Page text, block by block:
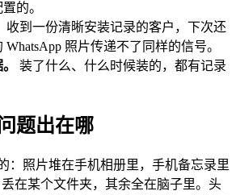
的。
收到一份清晰安装记录的客户，下次还
照片传递不了同样的信号。
装了什么、什么时候装的，都有记录
题出在哪
：照片堆在手机相册里，手机备忘录里
在某个文件夹，其余全在脑子里。头